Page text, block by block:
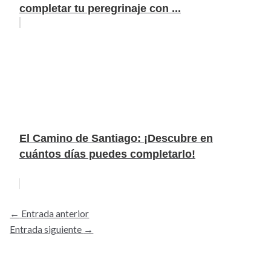
completar tu peregrinaje con ...
El Camino de Santiago: ¡Descubre en
cuántos días puedes completarlo!
← Entrada anterior
Entrada siguiente →